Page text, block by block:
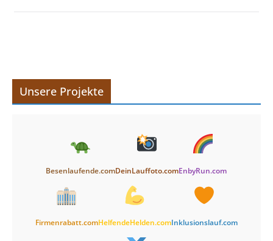
Unsere Projekte
Besenlaufende.comDeinLauffoto.comEnbyRun.com
Firmenrabatt.comHelfendeHelden.comInklusionslauf.com